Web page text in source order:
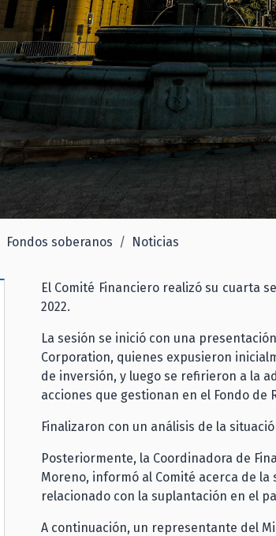
Fondos soberanos Noticias
El Comité Financiero realizó su cuarta
2022.
La sesión se inició con una
Corporation, quienes expusieron
de inversión, y luego se refirieron a la
acciones que gestionan en el Fondo de
Finalizaron con un análisis de la
Posteriormente, la Coordinadora de
Moreno, informó al Comité acerca de
relacionado con la suplantación en el
A continuación, un representante del